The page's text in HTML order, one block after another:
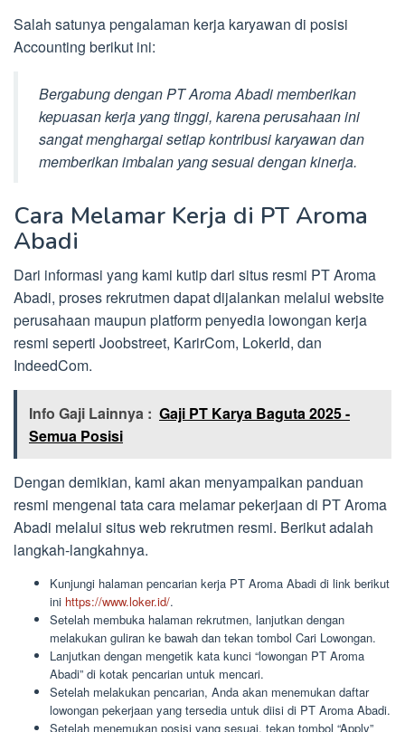
Salah satunya pengalaman kerja karyawan di posisi
Accounting berikut ini:
Bergabung dengan PT Aroma Abadi memberikan
kepuasan kerja yang tinggi, karena perusahaan ini
sangat menghargai setiap kontribusi karyawan dan
memberikan imbalan yang sesuai dengan kinerja.
Cara Melamar Kerja di PT Aroma
Abadi
Dari informasi yang kami kutip dari situs resmi PT Aroma
Abadi, proses rekrutmen dapat dijalankan melalui website
perusahaan maupun platform penyedia lowongan kerja
resmi seperti Joobstreet, KarirCom, LokerId, dan
IndeedCom.
Info Gaji Lainnya : Gaji PT Karya Baguta 2025 -
Semua Posisi
Dengan demikian, kami akan menyampaikan panduan
resmi mengenai tata cara melamar pekerjaan di PT Aroma
Abadi melalui situs web rekrutmen resmi. Berikut adalah
langkah-langkahnya.
Kunjungi halaman pencarian kerja PT Aroma Abadi di link berikut
ini https://www.loker.id/.
Setelah membuka halaman rekrutmen, lanjutkan dengan
melakukan guliran ke bawah dan tekan tombol Cari Lowongan.
Lanjutkan dengan mengetik kata kunci “lowongan PT Aroma
Abadi” di kotak pencarian untuk mencari.
Setelah melakukan pencarian, Anda akan menemukan daftar
lowongan pekerjaan yang tersedia untuk diisi di PT Aroma Abadi.
Setelah menemukan posisi yang sesuai, tekan tombol “Apply”